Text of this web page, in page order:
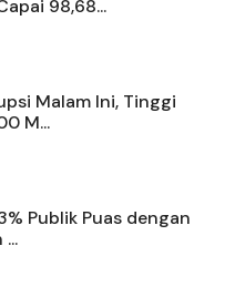
98,68...
Malam Ini, Tinggi
M...
Publik Puas dengan